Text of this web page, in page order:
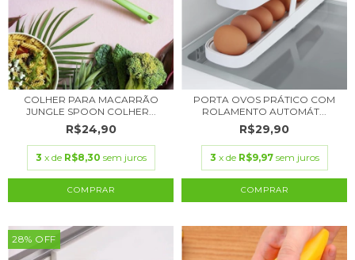
COLHER PARA MACARRÃO
JUNGLE SPOON COLHER...
R$24,90
3 x de R$8,30 sem juros
PORTA OVOS PRÁTICO COM
ROLAMENTO AUTOMÁT...
R$29,90
3 x de R$9,97 sem juros
28% OFF